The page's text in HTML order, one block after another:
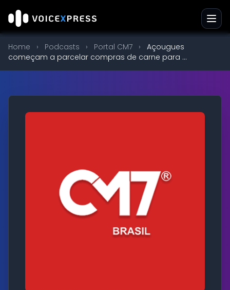
Home › Podcasts › Portal CM7 ›
Açougues
começam a parcelar compras de carne para ...